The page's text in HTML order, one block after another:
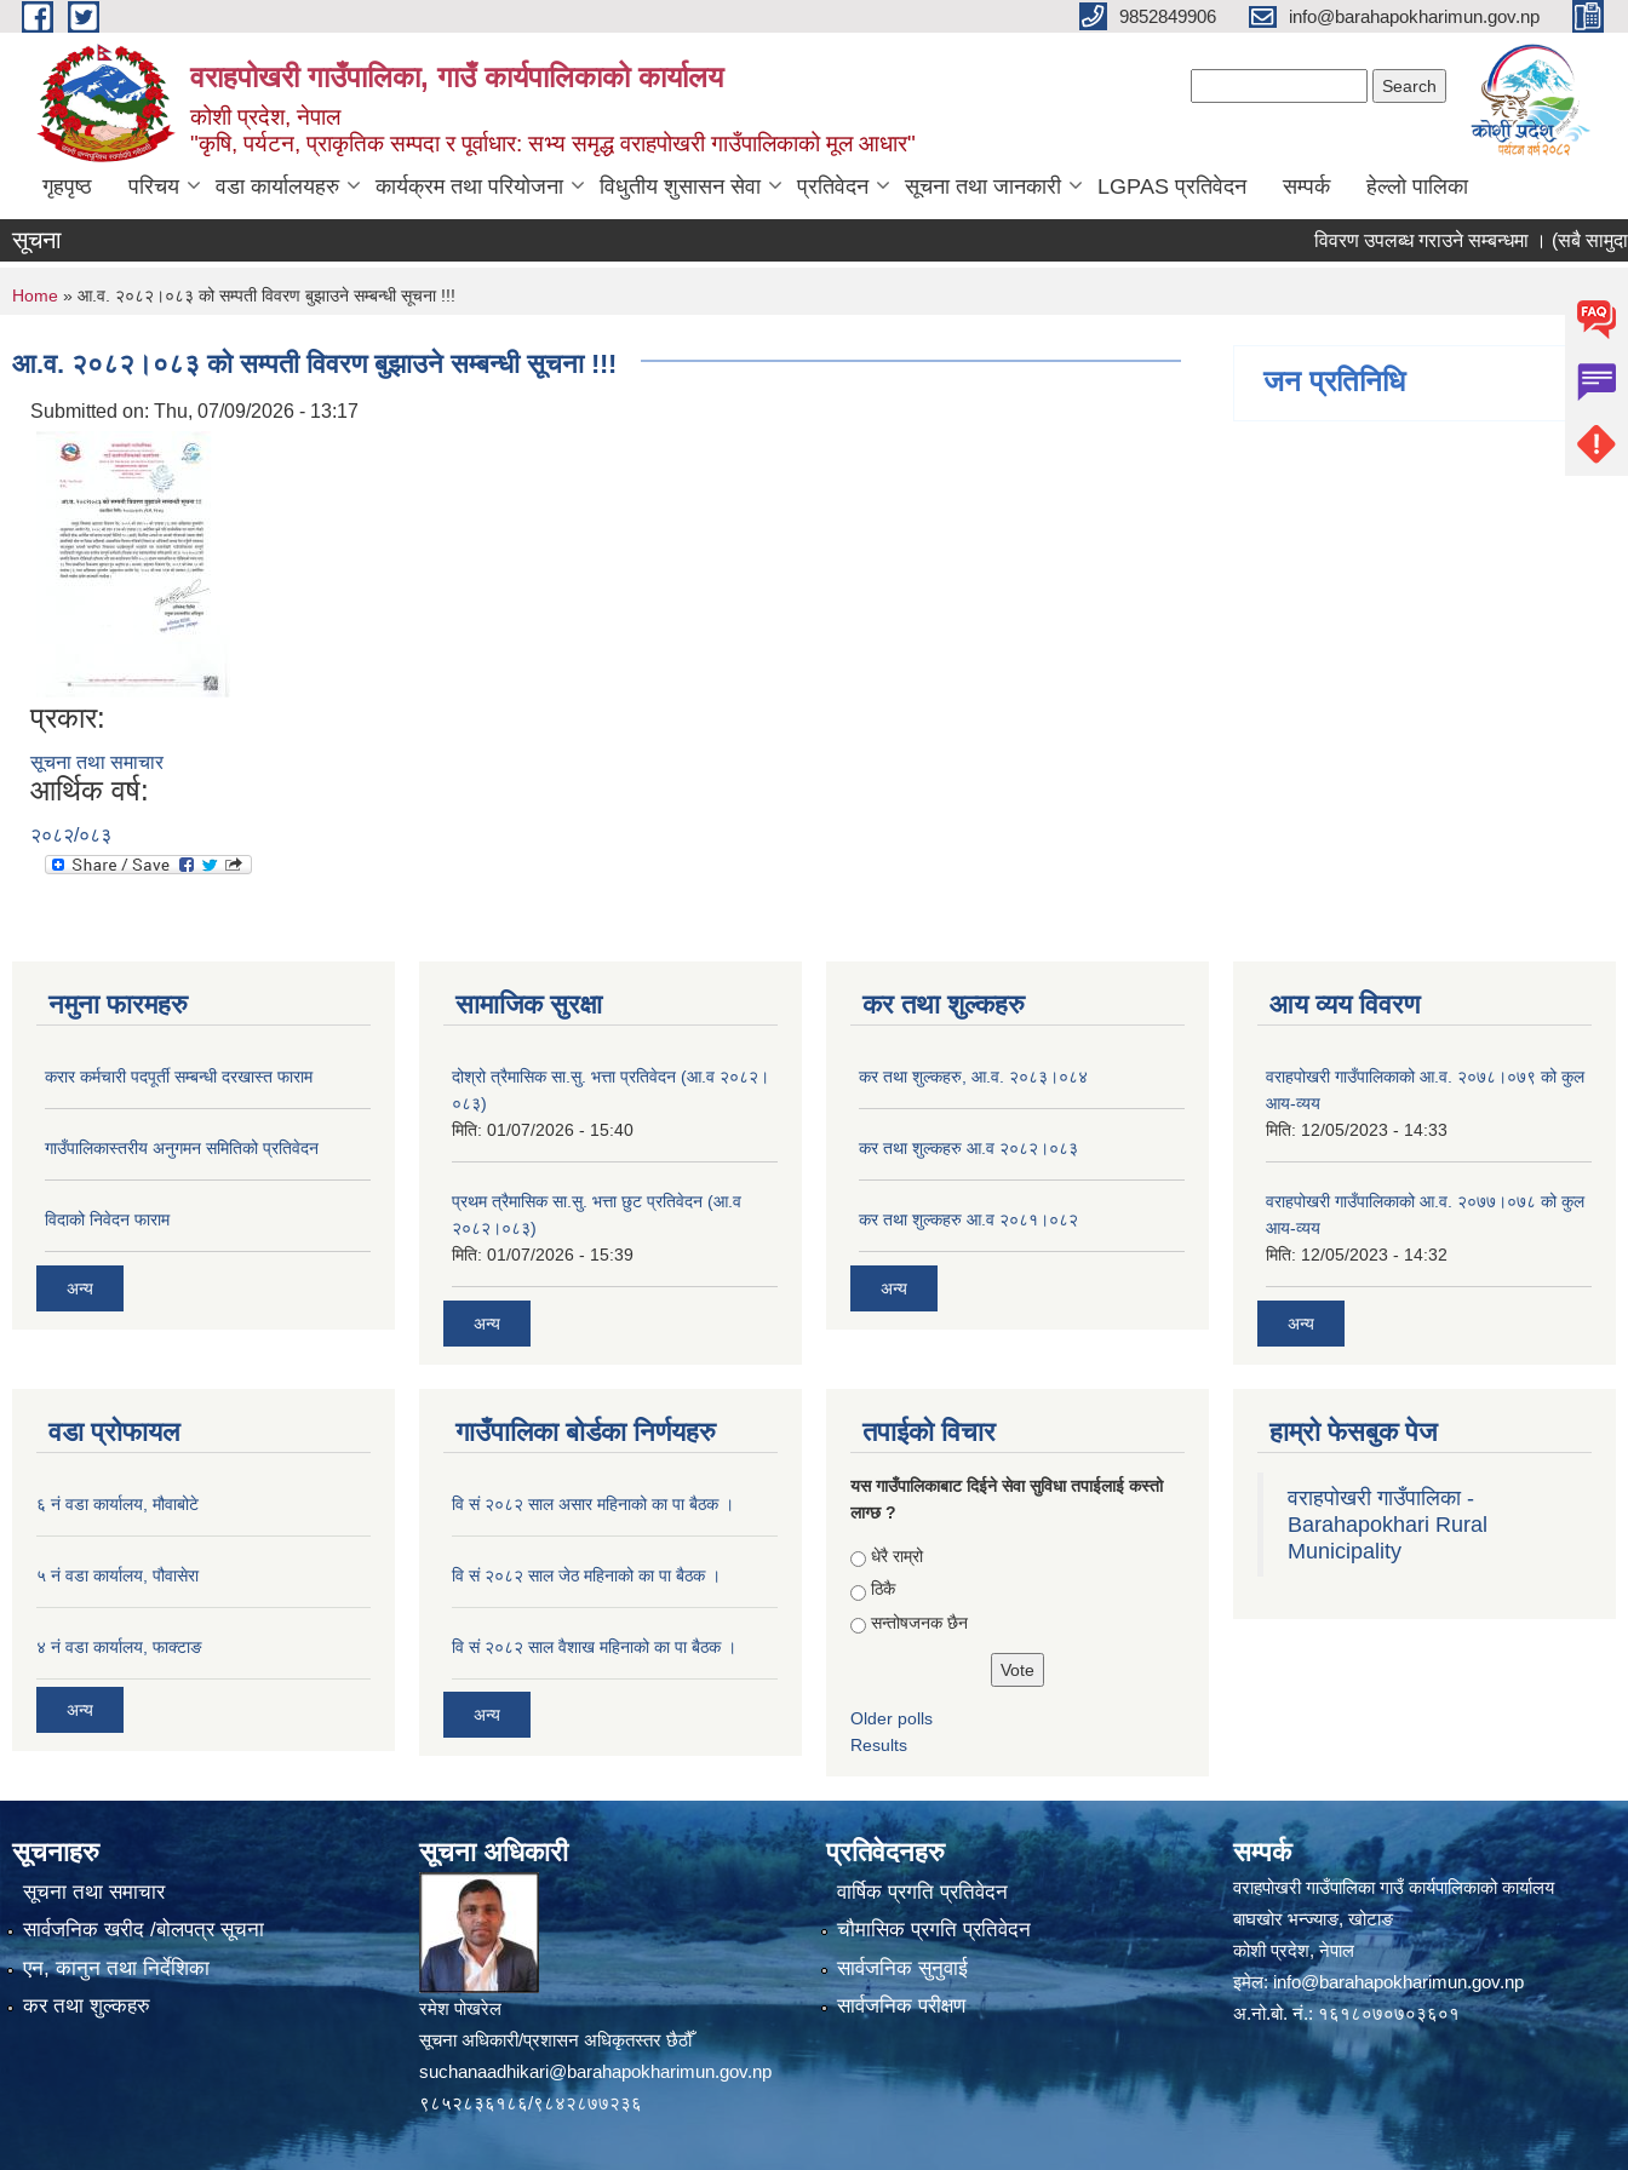
Skip to main content 9852849906 info@barahapokharimun.gov.np
वराहपोखरी गाउँपालिका, गाउँ कार्यपालिकाको कार्यालय
कोशी प्रदेश, नेपाल
"कृषि, पर्यटन, प्राकृतिक सम्पदा र पूर्वाधार: सभ्य समृद्ध वराहपोखरी गाउँपालिकाको मूल आधार"
गृहपृष्ठ परिचय वडा कार्यालयहरु कार्यक्रम तथा परियोजना विधुतीय शुसासन सेवा प्रतिवेदन सूचना तथा जानकारी LGPAS प्रतिवेदन सम्पर्क हेल्लो पालिका
सूचना विवरण उपलब्ध गराउने सम्बन्धमा । (सबै
You are here
Home » आ.व. २०८२।०८३ को सम्पती विवरण बुझाउने सम्बन्धी सूचना !!!
आ.व. २०८२।०८३ को सम्पती विवरण बुझाउने सम्बन्धी सूचना !!!
Submitted on: Thu, 07/09/2026 - 13:17
प्रकार:
सूचना तथा समाचार
आर्थिक वर्ष:
२०८२/०८३
जन प्रतिनिधि
नमुना फारमहरु
करार कर्मचारी पदपूर्ती सम्बन्धी दरखास्त फाराम
गाउँपालिकास्तरीय अनुगमन समितिको प्रतिवेदन
विदाको निवेदन फाराम
अन्य
सामाजिक सुरक्षा
दोश्रो त्रैमासिक सा.सु. भत्ता प्रतिवेदन (आ.व २०८२।
०८३)
मिति: 01/07/2026 - 15:40
प्रथम त्रैमासिक सा.सु. भत्ता छुट प्रतिवेदन (आ.व
२०८२।०८३)
मिति: 01/07/2026 - 15:39
अन्य
कर तथा शुल्कहरु
कर तथा शुल्कहरु, आ.व. २०८३।०८४
कर तथा शुल्कहरु आ.व २०८२।०८३
कर तथा शुल्कहरु आ.व २०८१।०८२
अन्य
आय व्यय विवरण
वराहपोखरी गाउँपालिकाको आ.व. २०७८।०७९ को कुल
आय-व्यय
मिति: 12/05/2023 - 14:33
वराहपोखरी गाउँपालिकाको आ.व. २०७७।०७८ को कुल
आय-व्यय
मिति: 12/05/2023 - 14:32
अन्य
वडा प्रोफायल
६ नं वडा कार्यालय, मौवाबोटे
५ नं वडा कार्यालय, पौवासेरा
४ नं वडा कार्यालय, फाक्टाङ
अन्य
गाउँपालिका बोर्डका निर्णयहरु
वि सं २०८२ साल असार महिनाको का पा बैठक ।
वि सं २०८२ साल जेठ महिनाको का पा बैठक ।
वि सं २०८२ साल वैशाख महिनाको का पा बैठक ।
अन्य
तपाईको विचार
यस गाउँपालिकाबाट दिईने सेवा सुविधा तपाईलाई कस्तो
लाग्छ ?
Choices
धेरै राम्रो
ठिकै
सन्तोषजनक छैन
Older polls
Results
हाम्रो फेसबुक पेज
वराहपोखरी गाउँपालिका -
Barahapokhari Rural
Municipality
सूचनाहरु
सूचना तथा समाचार
सार्वजनिक खरीद /बोलपत्र सूचना
एन, कानुन तथा निर्देशिका
कर तथा शुल्कहरु
सूचना अधिकारी
रमेश पोखरेल
सूचना अधिकारी/प्रशासन अधिकृतस्तर छैठौँ
suchanaadhikari@barahapokharimun.gov.np
९८५२८३६१८६/९८४२८७७२३६
प्रतिवेदनहरु
वार्षिक प्रगति प्रतिवेदन
चौमासिक प्रगति प्रतिवेदन
सार्वजनिक सुनुवाई
सार्वजनिक परीक्षण
सम्पर्क
वराहपोखरी गाउँपालिका गाउँ कार्यपालिकाको कार्यालय
बाघखोर भन्ज्याङ, खोटाङ
कोशी प्रदेश, नेपाल
इमेल:info@barahapokharimun.gov.np
अ.नो.बो. नं.: १६१८०७०७०३६०१